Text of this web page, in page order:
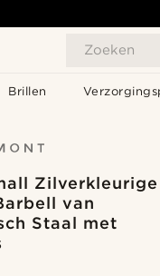
Zoeken
Brillen
Zilverkleurige
van
Staal met